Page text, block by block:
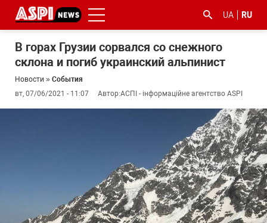
UA RU
В горах Грузии сорвался со снежного
склона и погиб украинский альпинист
Новости » События
вт, 07/06/2021 - 11:07
Автор:АСПІ - інформаційне агентство ASPI
#коронавірус